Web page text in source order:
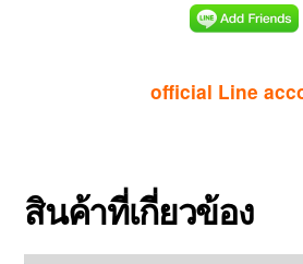
official Line
สินค้าที่เกี่ยวข้อง